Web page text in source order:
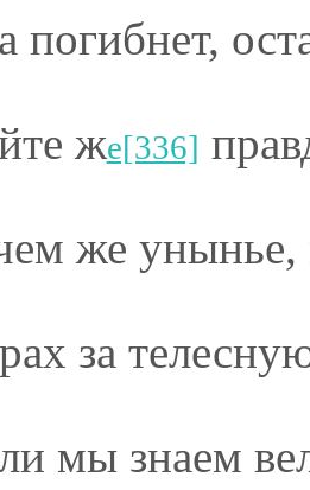
погибнет,
же[336]
же унынье,
за
мы знаем